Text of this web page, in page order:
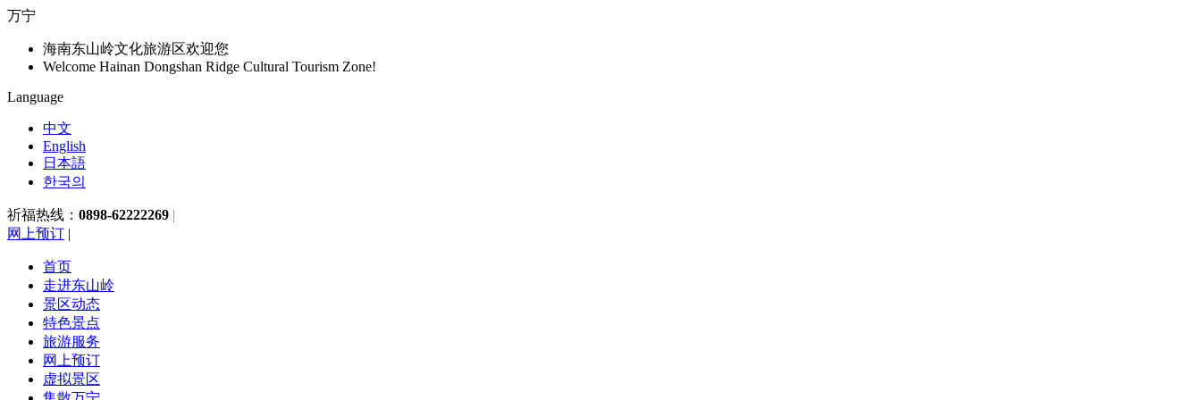
万宁
海南东山岭文化旅游区欢迎您
Welcome Hainan Dongshan Ridge Cultural Tourism Zone!
Language
中文
English
日本語
한국의
祈福热线： 0898-62222269 |
网上预订 |
首页
走进东山岭
景区动态
特色景点
旅游服务
网上预订
虚拟景区